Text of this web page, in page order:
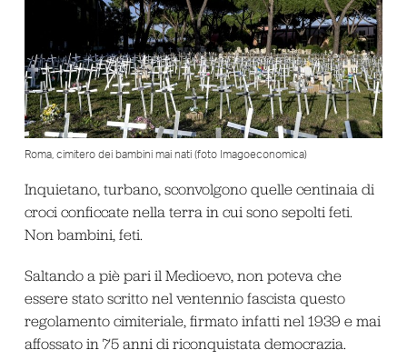
Roma, cimitero dei bambini mai nati (foto Imagoeconomica)
Inquietano, turbano, sconvolgono quelle centinaia di
croci conficcate nella terra in cui sono sepolti feti.
Non bambini, feti.
Saltando a piè pari il Medioevo, non poteva che
essere stato scritto nel ventennio fascista questo
regolamento cimiteriale, firmato infatti nel 1939 e mai
affossato in 75 anni di riconquistata democrazia.